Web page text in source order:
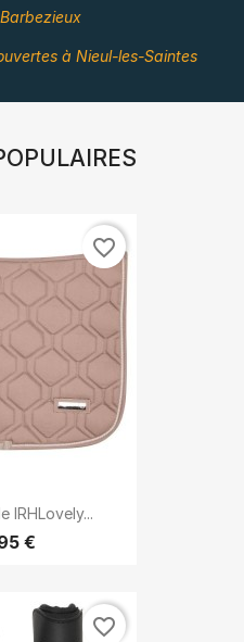
à Nieul-les-Saintes
IRHLovely...
€
favorite_border
favorite_border